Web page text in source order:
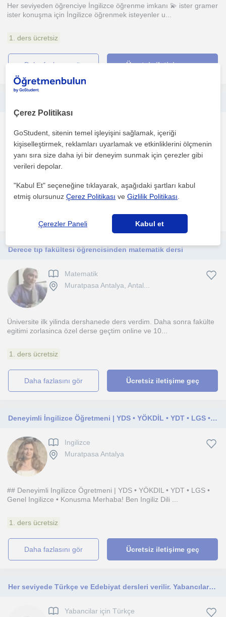
Her seviyeden öğrenciye İngilizce öğrenme imkanı 💫 ister gramer
ister konuşma için İngilizce öğrenmek isteyenler u...
1. ders ücretsiz
daha fazlasını gör Ücretsiz iletişime geç
Muratpasa Antalya, Murat...
öğrencisiyim. Matematiği ezberletmeden, mantığını ...
Derece tıp fakültesi öğrencisinden matematik dersi
Matematik
Muratpasa Antalya, Antal...
Üniversite ilk yilinda dershanede ders verdim. Daha sonra fakülte
egitimi zorlasinca özel derse geçtim online ve 10...
1. ders ücretsiz
daha fazlasını gör Ücretsiz iletişime geç
Deneyimli İngilizce Öğretmeni | YDS • YÖKDİL • YDT • LGS • Genel İngilizce • Konuşma
Ingilizce
Muratpasa Antalya
## Deneyimli Ingilizce Ögretmeni | YDS • YÖKDIL • YDT • LGS •
Genel Ingilizce • Konusma Merhaba! Ben Ingiliz Dili ...
1. ders ücretsiz
daha fazlasını gör Ücretsiz iletişime geç
Her seviyede Türkçe ve Edebiyat dersleri verilir. Yabancılara Türkçe dersleri verilir. 29 yıllık deneyim.
Yabancilar için Türkçe
Çerez Politikası
GoStudent, sitenin temel işleyişini sağlamak, içeriği
kişiselleştirmek, reklamları uyarlamak ve etkinliklerini ölçmenin
yanı sıra size daha iyi bir deneyim sunmak için çerezler gibi
verileri depolar.
"Kabul Et" seçeneğine tıklayarak, aşağıdaki şartları kabul
etmiş olursunuzÇerez Politikası veGizlilik Politikası
Çerezler Paneli Kabul et